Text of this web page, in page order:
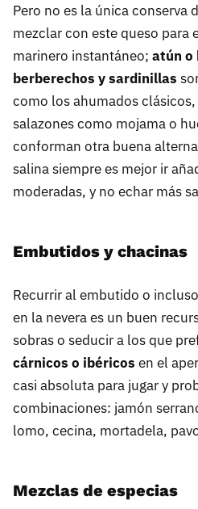
Pero no es la única conserva
mezclar con este queso para
marinero instantáneo; atún o
berberechos y sardinillas
como los ahumados
salazones como mojama o
conforman otra buena
salina siempre es mejor ir
moderadas, y no echar más
Embutidos y chacinas
Recurrir al embutido o
en la nevera es un buen
sobras o seducir a los que
cárnicos o ibéricos en el
casi absoluta para jugar y
combinaciones: jamón
lomo, cecina, mortadela,
Mezclas de especias